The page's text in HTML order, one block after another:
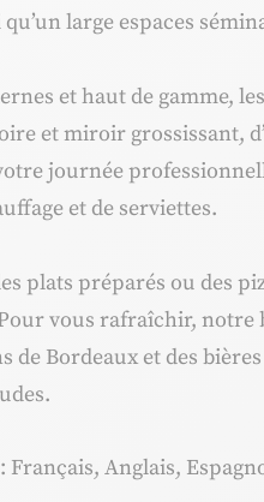
large espaces
et haut de gamme,
et miroir grossissant,
journée
et de serviettes.
plats préparés ou des
vous rafraîchir, notre
de Bordeaux et des
Français, Anglais,